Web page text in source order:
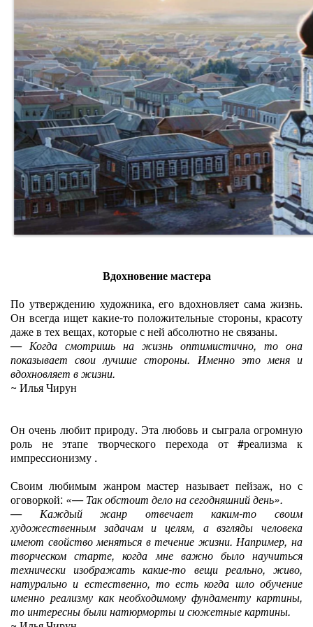
Вдохновение мастера
По утверждению художника, его вдохновляет сама жизнь.
Он всегда ищет какие-то положительные стороны, красоту
даже в тех вещах, которые с ней абсолютно не связаны.
— Когда смотришь на жизнь оптимистично, то она
показывает свои лучшие стороны. Именно это меня и
вдохновляет в жизни.
~ Илья Чирун
Он очень любит природу. Эта любовь и сыграла огромную
роль не этапе творческого перехода от #реализма к
импрессионизму .
Своим любимым жанром мастер называет пейзаж, но с
оговоркой: «— Так обстоит дело на сегодняшний день».
— Каждый жанр отвечает каким-то своим
художественным задачам и целям, а взгляды человека
имеют свойство меняться в течение жизни. Например, на
творческом старте, когда мне важно было научиться
технически изображать какие-то вещи реально, живо,
натурально и естественно, то есть когда шло обучение
именно реализму как необходимому фундаменту картины,
то интересны были натюрморты и сюжетные картины.